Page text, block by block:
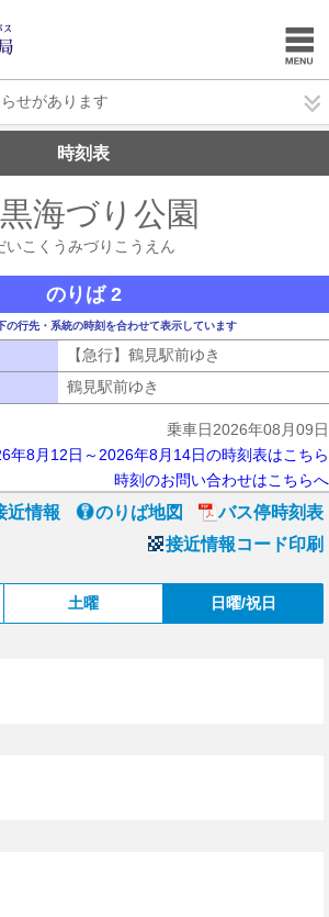
せがあります
時刻表
海づり公園
いこくうみづりこうえん
のりば 2
の行先・系統の時刻を合わせて表示しています
【急行】鶴見駅前ゆき
鶴見駅前ゆき
乗車日2026年08月09日
年8月12日～2026年8月14日の時刻表はこちら
時刻のお問い合わせはこちらへ
近情報 のりば地図
バス停時刻表
接近情報コード印刷
土曜 日曜/祝日